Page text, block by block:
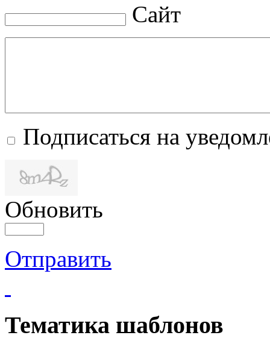
Сайт
Подписаться на
Обновить
Отправить
Тематика шаблонов